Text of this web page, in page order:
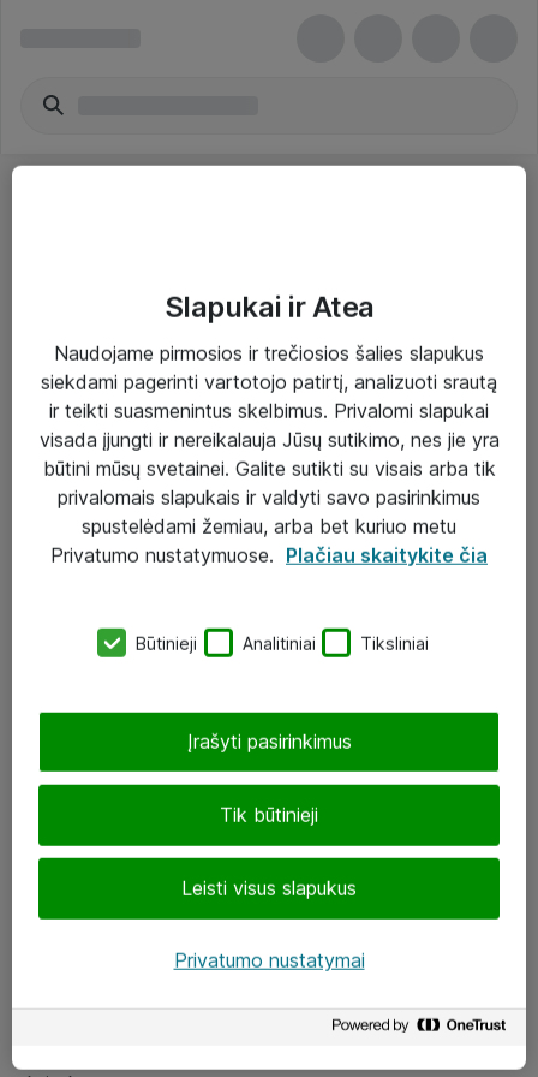
Paslaugos
Sprendimai
Įgyvendinti projektai
Atea ekspertų patarimai verslui
eShop@atea.lt
LinkedIn
Slapukai ir Atea
Naudojame pirmosios ir trečiosios šalies slapukus
siekdami pagerinti vartotojo patirtį, analizuoti srautą
ir teikti suasmenintus skelbimus. Privalomi slapukai
visada įjungti ir nereikalauja Jūsų sutikimo, nes jie yra
būtini mūsų svetainei. Galite sutikti su visais arba tik
privalomais slapukais ir valdyti savo pasirinkimus
spustelėdami žemiau, arba bet kuriuo metu
Privatumo nustatymuose. Plačiau skaitykite čia
Būtinieji Analitiniai Tiksliniai
Tik būtinieji
Leisti visus slapukus
Įrašyti pasirinkimus
Privatumo nustatymai